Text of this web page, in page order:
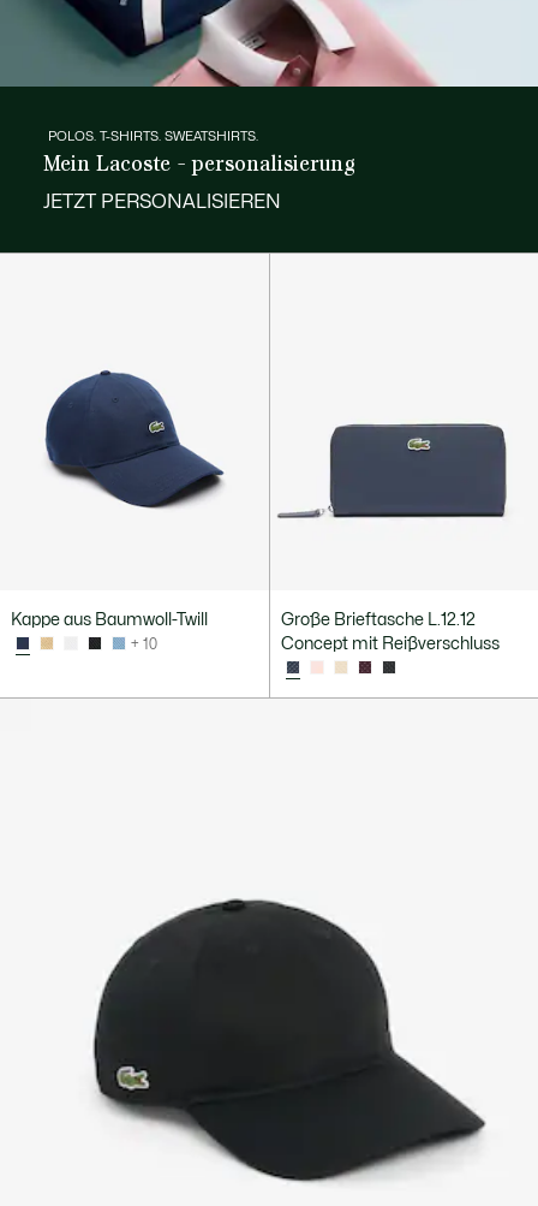
POLOS. T-SHIRTS. SWEATSHIRTS.
Mein Lacoste - personalisierung
JETZT PERSONALISIEREN
Kappe aus Baumwoll-Twill
+ 10
Große Brieftasche L.12.12
Concept mit Reißverschluss